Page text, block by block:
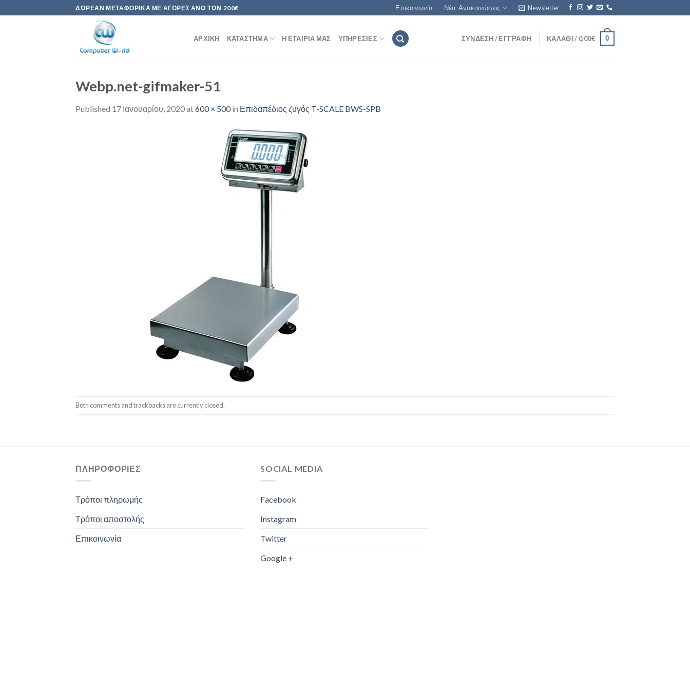
to
ΔΩΡΕΆΝ ΜΕΤΑΦΟΡΙΚΆ ΜΕ ΑΓΟΡΈΣ ΆΝΩ ΤΩΝ 200€ Επικοινωνία Νέα-Ανακοινώσεις Newsletter
ΑΡΧΙΚΉ ΚΑΤΆΣΤΗΜΑ Η ΕΤΑΙΡΊΑ ΜΑΣ ΥΠΗΡΕΣΊΕΣ ΣΎΝΔΕΣΗ / ΕΓΓΡΑΦΉ ΚΑΛΆΘΙ / 0,00€ 0
Webp.net-gifmaker-51
Published 17 Ιανουαρίου, 2020at600 × 500in Επιδαπέδιος ζυγός T-SCALE BWS-SPB
Both comments and trackbacks are currently closed.
ΠΛΗΡΟΦΟΡΊΕΣ
Τρόποι πληρωμής
Τρόποι αποστολής
Επικοινωνία
SOCIAL MEDIA
Facebook
Instagram
Twitter
Google +